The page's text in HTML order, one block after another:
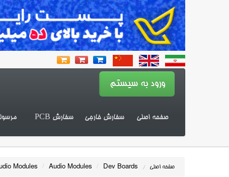
صفحه اصلی سفارش خارجی سفارش PCB
صفحه اصلی /
Dev Boards
/
Audio Modules
/
Modules